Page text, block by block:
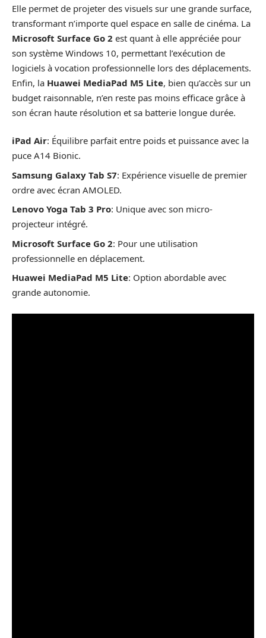
Elle permet de projeter des visuels sur une grande surface,
transformant n’importe quel espace en salle de cinéma. La
Microsoft Surface Go 2 est quant à elle appréciée pour
son système Windows 10, permettant l’exécution de
logiciels à vocation professionnelle lors des déplacements.
Enfin, la Huawei MediaPad M5 Lite, bien qu’accès sur un
budget raisonnable, n’en reste pas moins efficace grâce à
son écran haute résolution et sa batterie longue durée.
iPad Air: Équilibre parfait entre poids et puissance avec la
puce A14 Bionic.
Samsung Galaxy Tab S7: Expérience visuelle de premier
ordre avec écran AMOLED.
Lenovo Yoga Tab 3 Pro: Unique avec son micro-
projecteur intégré.
Microsoft Surface Go 2: Pour une utilisation
professionnelle en déplacement.
Huawei MediaPad M5 Lite: Option abordable avec
grande autonomie.